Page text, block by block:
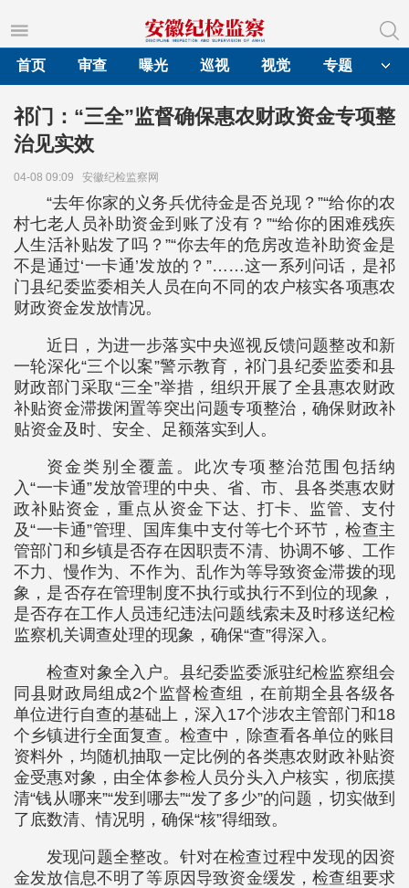
首页
审查 曝光 巡视 视觉 专题
祁门：“三全”监督确保惠农财政资金专项整
治见实效
04-08 09:09 安徽纪检监察网
“去年你家的义务兵优待金是否兑现？”“给你的农
村七老人员补助资金到账了没有？”“给你的困难残疾
人生活补贴发了吗？”“你去年的危房改造补助资金是
不是通过‘一卡通’发放的？”……这一系列问话，是祁
门县纪委监委相关人员在向不同的农户核实各项惠农
财政资金发放情况。
近日，为进一步落实中央巡视反馈问题整改和新
一轮深化“三个以案”警示教育，祁门县纪委监委和县
财政部门采取“三全”举措，组织开展了全县惠农财政
补贴资金滞拨闲置等突出问题专项整治，确保财政补
贴资金及时、安全、足额落实到人。
资金类别全覆盖。此次专项整治范围包括纳
入“一卡通”发放管理的中央、省、市、县各类惠农财
政补贴资金，重点从资金下达、打卡、监管、支付
及“一卡通”管理、国库集中支付等七个环节，检查主
管部门和乡镇是否存在因职责不清、协调不够、工作
不力、慢作为、不作为、乱作为等导致资金滞拨的现
象，是否存在管理制度不执行或执行不到位的现象，
是否存在工作人员违纪违法问题线索未及时移送纪检
监察机关调查处理的现象，确保“查”得深入。
检查对象全入户。县纪委监委派驻纪检监察组会
同县财政局组成2个监督检查组，在前期全县各级各
单位进行自查的基础上，深入17个涉农主管部门和18
个乡镇进行全面复查。检查中，除查看各单位的账目
资料外，均随机抽取一定比例的各类惠农财政补贴资
金受惠对象，由全体参检人员分头入户核实，彻底摸
清“钱从哪来”“发到哪去”“发了多少”的问题，切实做到
了底数清、情况明，确保“核”得细致。
发现问题全整改。针对在检查过程中发现的因资
金发放信息不明了等原因导致资金缓发，检查组要求